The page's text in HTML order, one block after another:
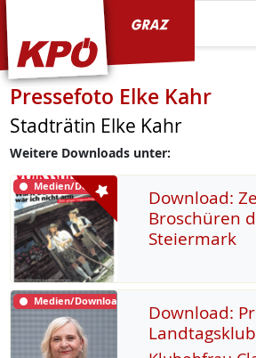
Pressefoto Elke Kahr
Stadträtin Elke Kahr
Weitere Downloads unter:
Medien/Download
Download:
Broschüren
Steiermark
Medien/Download
Download:
Landtagsklub